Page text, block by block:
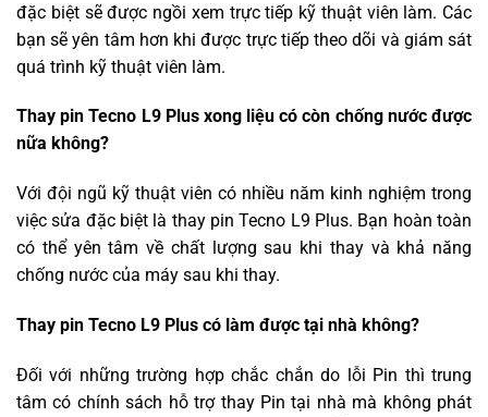
đặc biệt sẽ được ngồi xem trực tiếp kỹ thuật viên làm. Các
bạn sẽ yên tâm hơn khi được trực tiếp theo dõi và giám sát
quá trình kỹ thuật viên làm.
Thay pin Tecno L9 Plus xong liệu có còn chống nước được
nữa không?
Với đội ngũ kỹ thuật viên có nhiều năm kinh nghiệm trong
việc sửa đặc biệt là thay pin Tecno L9 Plus. Bạn hoàn toàn
có thể yên tâm về chất lượng sau khi thay và khả năng
chống nước của máy sau khi thay.
Thay pin Tecno L9 Plus có làm được tại nhà không?
Đối với những trường hợp chắc chắn do lỗi Pin thì trung
tâm có chính sách hỗ trợ thay Pin tại nhà mà không phát